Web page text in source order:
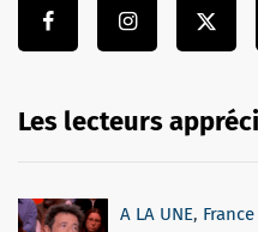
Les lecteurs
A LA UNE, France